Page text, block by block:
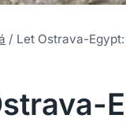
/ Let Ostrava-